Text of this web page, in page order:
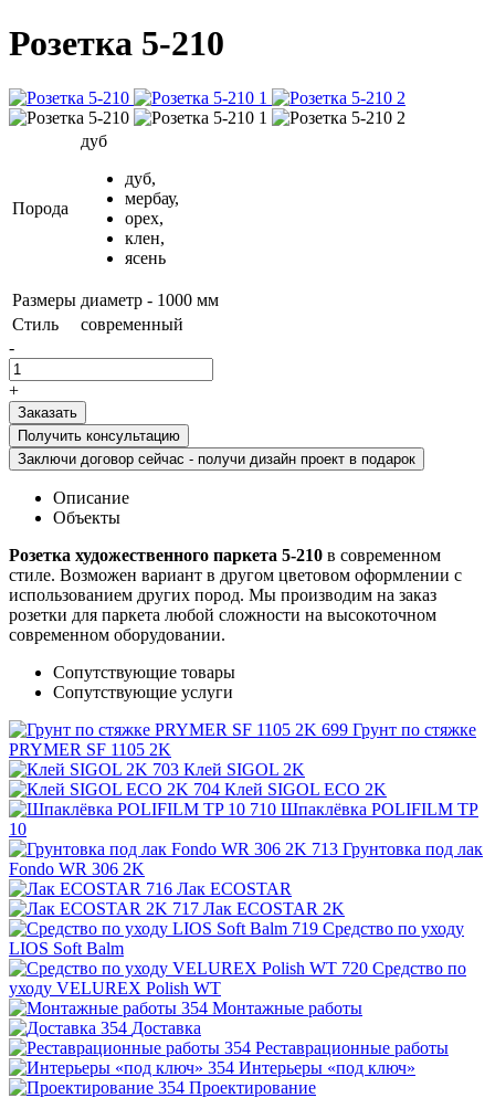
Розетка 5-210
Порода
дуб
дуб,
мербау,
орех,
клен,
ясень
Размеры диаметр - 1000 мм
Стиль
современный
-
+
Получить консультацию
Заключи договор сейчас - получи дизайн проект в подарок
Описание
Объекты
Розетка художественного паркета 5-210 в современном
стиле. Возможен вариант в другом цветовом оформлении с
использованием других пород. Мы производим на заказ
розетки для паркета любой сложности на высокоточном
современном оборудовании.
Сопутствующие товары
Сопутствующие услуги
Грунт по стяжке
PRYMER SF 1105 2K
Клей SIGOL 2K
Клей SIGOL ECO 2K
Шпаклёвка POLIFILM TP
10
Грунтовка под лак
Fondo WR 306 2K
Лак ECOSTAR
Лак ECOSTAR 2K
Средство по уходу
LIOS Soft Balm
Средство по
уходу VELUREX Polish WT
Монтажные работы
Доставка
Реставрационные работы
Интерьеры «под ключ»
Проектирование